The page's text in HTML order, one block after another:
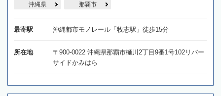
沖縄県 那覇市
最寄駅 沖縄都市モノレール「牧志駅」徒歩15分
所在地
〒900-0022 沖縄県那覇市樋川2丁目9番1号102リバー
サイドかみはら